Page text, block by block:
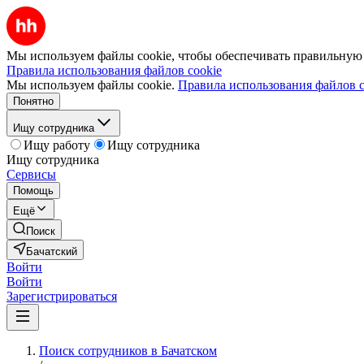
Мы используем файлы cookie, чтобы обеспечивать правильную
Правила использования файлов cookie
Мы используем файлы cookie. Правила использования файлов
Понятно
Ищу сотрудника
Ищу работу
Ищу сотрудника
Ищу сотрудника
Сервисы
Помощь
Ещё
Поиск
Бачатский
Войти
Войти
Зарегистрироваться
Поиск сотрудников в Бачатском